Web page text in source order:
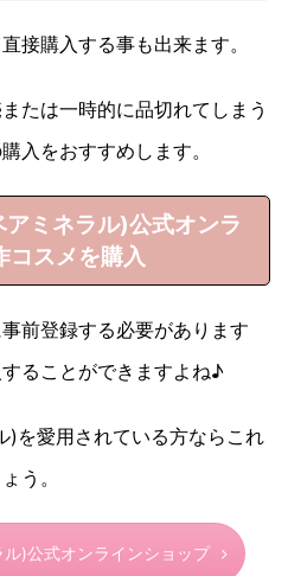
接購入する事も出来ます。
たは一時的に品切れてしまう
入をおすすめします。
ミネラル)公式オンラ
コスメを購入
前登録する必要があります
ることができますよね♪
を愛用されている方ならこれ
う。
)公式オンラインショップ